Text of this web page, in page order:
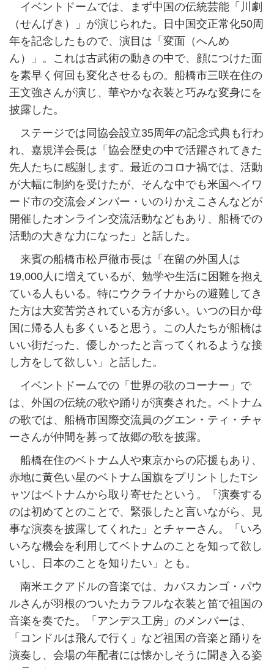
イベントドームでは、まず中国の伝統芸能「川劇
（せんげき）」が演じられた。日中国交正常化50周
年を記念したもので、演目は「変面（へんめ
ん）」。これは古武術の動きの中で、顔につけた面
を素早く何回も変化させるもの。船橋市三咲在住の
王文強さんが演じ、華やかな衣装と巧みな変身にを
披露した。
ステージでは同協会設立35周年の記念式典も行わ
れ、嘉規洋会長は「協会歴史の中で活躍されてきた
先人たちに感謝します。最近のコロナ禍では、活動
が大幅に制約を受けたが、そんな中でも米国ヘイワ
ード市の交流会メンバー・いのりかえこさんなどが
開催したオンライン交流活動などもあり、船橋での
活動の大きな力になった」と話した。
来賓の船橋市松戸徹市長は「在留の外国人は
19,000人に増えているが、勉学や生活に困難を抱え
ている人もいる。特にウクライナからの避難してき
た方は大変苦労されている方が多い。いつの日か母
国に帰る人も多くいると思う。この人たちが船橋は
いい街だった、優しかったと言ってくれるような接
し方をして欲しい」と話した。
イベントドームでの「世界の歌のコーナー」で
は、外国の伝統の歌や踊りが演奏された。ベトナム
の歌では、船橋市国際交流員のグエン・ティ・チャ
ーさんが仲間を募って故郷の歌を披露。
船橋在住のベトナム人や東京からの応援もあり、
赤地に黄色い星のベトナム国旗をプリントしたTシ
ャツはベトナムから取り寄せたという。「演奏する
のは初めてとのことで、緊張したと言いながら、見
事な演奏を披露してくれた」とチャーさん。「いろ
いろな機会を利用してベトナムのことを知って欲し
いし、日本のことを知りたい」とも。
南米エクアドルの音楽では、カバスカンゴ・パウ
ルさんが羽根のついたカラフルな衣装と笛で祖国の
音楽を奏でた。「アンデス工房」のメンバーは、
「コンドルは飛んで行く」など祖国の音楽と踊りを
演奏し、会場の年配者には懐かしそうに聞き入る姿